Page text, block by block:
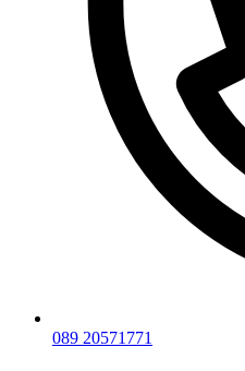
089 20571771